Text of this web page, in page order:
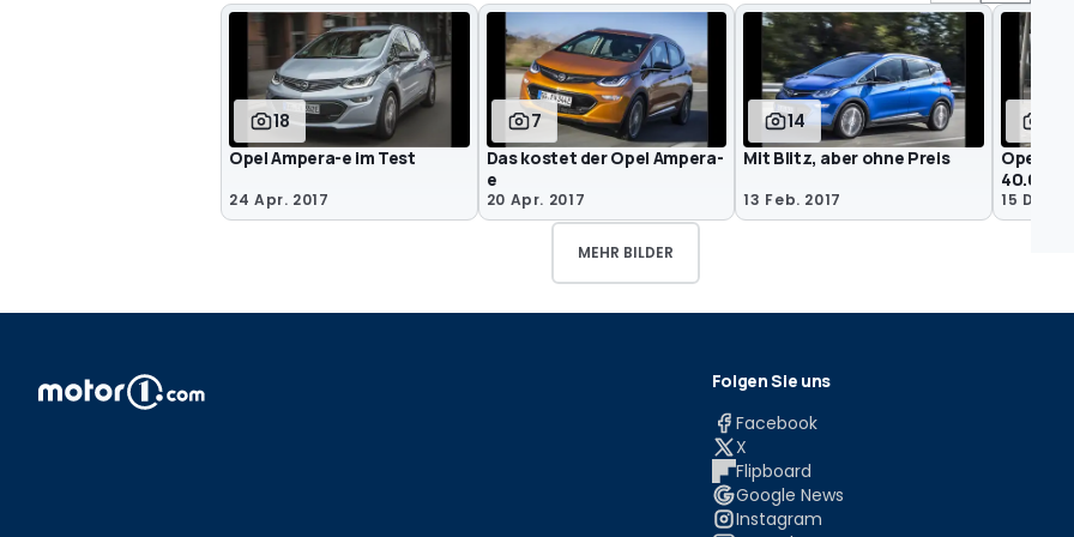
18
Opel Ampera-e im Test
24 Apr. 2017
7
Das kostet der Opel Ampera-
e
20 Apr. 2017
14
Mit Blitz, aber ohne Preis
13 Feb. 2017
Opel
40.000
15 Dez.
MEHR BILDER
Folgen Sie uns
Facebook
X
Flipboard
Google News
Instagram